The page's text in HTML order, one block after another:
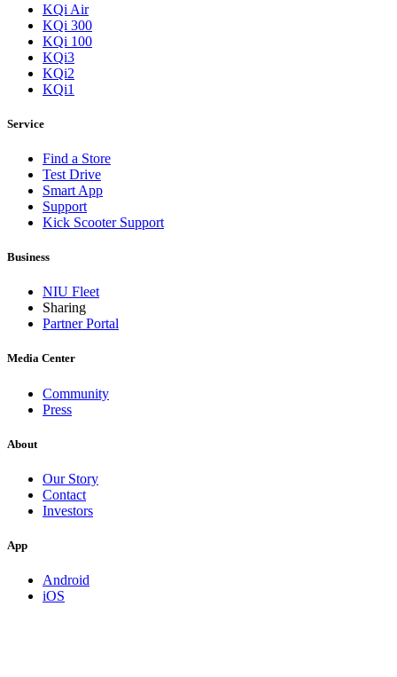
KQi Air
KQi 300
KQi 100
KQi3
KQi2
KQi1
Service
Find a Store
Test Drive
Smart App
Support
Kick Scooter Support
Business
NIU Fleet
Sharing
Partner Portal
Media Center
Community
Press
About
Our Story
Contact
Investors
App
Android
iOS